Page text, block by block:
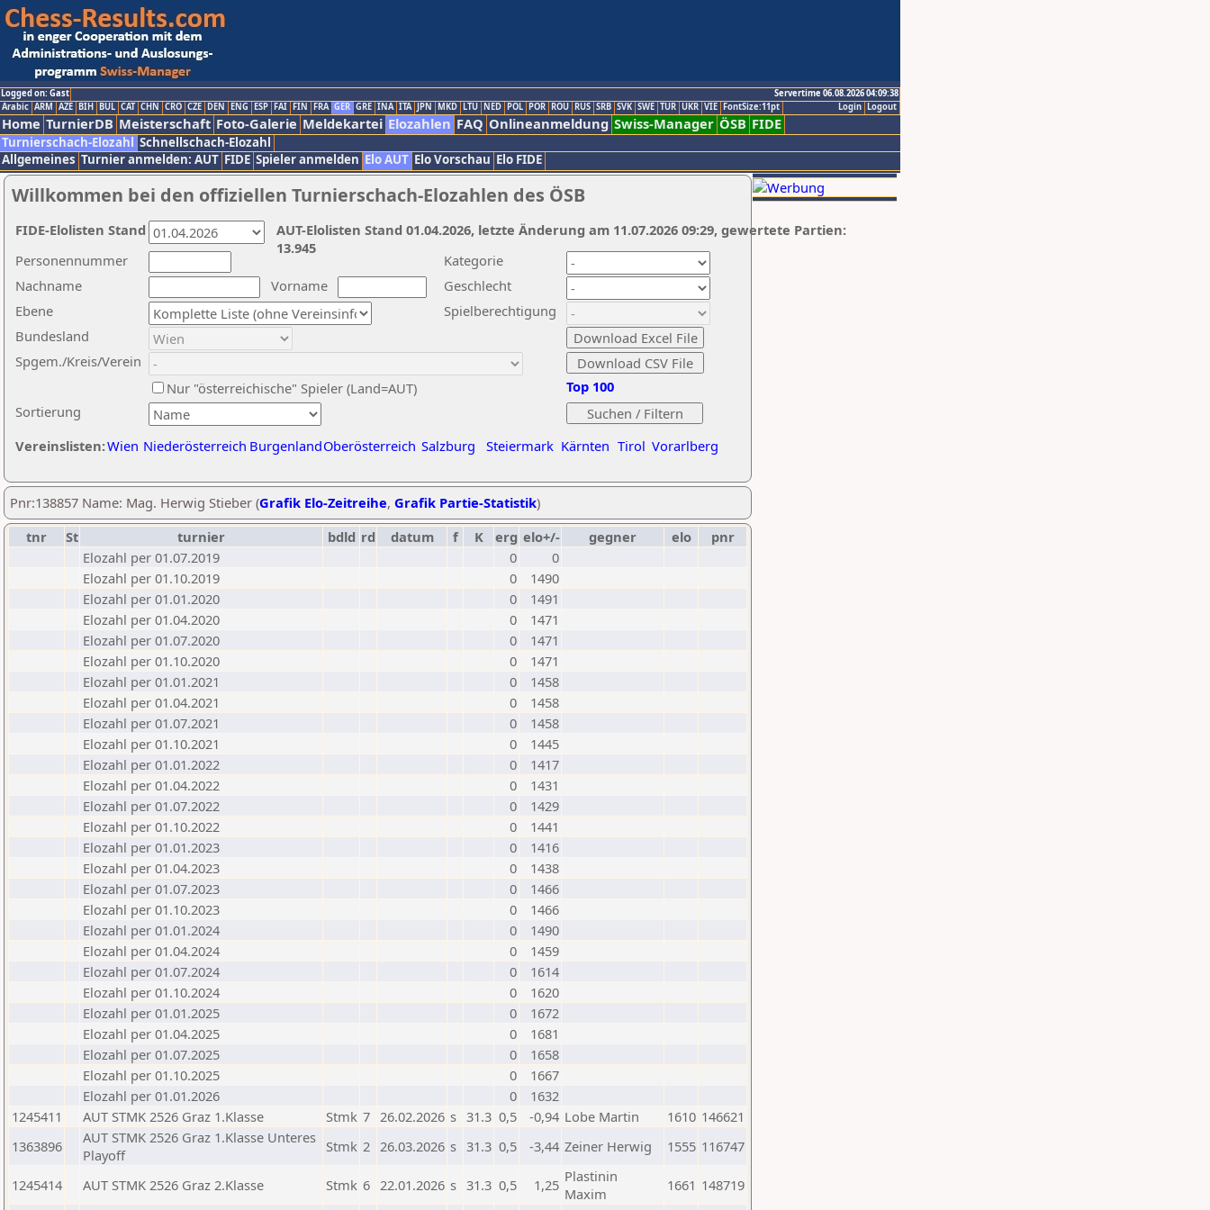
Logged on: Gast
Servertime 06.08.2026 04:09:38
Logout
Login
Arabic ARM AZE BIH BUL CAT CHN CRO CZE DEN ENG ESP FAI FIN FRA GER GRE INA ITA JPN MKD LTU NED POL POR ROU RUS SRB SVK SWE TUR UKR VIE FontSize:11pt
Home TurnierDB Meisterschaft Foto-Galerie Meldekartei Elozahlen FAQ Onlineanmeldung Swiss-Manager ÖSB FIDE
Turnierschach-Elozahl Schnellschach-Elozahl
Allgemeines Turnier anmelden: AUT FIDE Spieler anmelden Elo AUT Elo Vorschau Elo FIDE
Willkommen bei den offiziellen Turnierschach-Elozahlen des ÖSB
Nachname
Vorname
Ebene
Kategorie
Sortierung
Personennummer
Bundesland
Spgem./Kreis/Verein
Geschlecht
Nur "österreichische" Spieler (Land=AUT)
Spielberechtigung
Vereinslisten:Wien Niederösterreich BurgenlandOberösterreich Salzburg Steiermark Kärnten Tirol Vorarlberg
Top 100
AUT-Elolisten Stand 01.04.2026, letzte Änderung am 11.07.2026 09:29, gewertete Partien:
13.945
FIDE-Elolisten Stand
Pnr:138857 Name: Mag. Herwig Stieber (Grafik Elo-Zeitreihe, Grafik Partie-Statistik)
tnr
St turnier bdld rd datum f K erg elo+/- gegner elo
pnr
Elozahl per 01.07.2019
0
0
Elozahl per 01.10.2019
0
1490
Elozahl per 01.01.2020
0
1491
Elozahl per 01.04.2020
0
1471
Elozahl per 01.07.2020
0
1471
Elozahl per 01.10.2020
0
1471
Elozahl per 01.01.2021
0
1458
Elozahl per 01.04.2021
0
1458
Elozahl per 01.07.2021
0
1458
Elozahl per 01.10.2021
0
1445
Elozahl per 01.01.2022
0
1417
Elozahl per 01.04.2022
0
1431
Elozahl per 01.07.2022
0
1429
Elozahl per 01.10.2022
0
1441
Elozahl per 01.01.2023
0
1416
Elozahl per 01.04.2023
0
1438
Elozahl per 01.07.2023
0
1466
Elozahl per 01.10.2023
0
1466
Elozahl per 01.01.2024
0
1490
Elozahl per 01.04.2024
0
1459
Elozahl per 01.07.2024
0
1614
Elozahl per 01.10.2024
0
1620
Elozahl per 01.01.2025
0
1672
Elozahl per 01.04.2025
0
1681
Elozahl per 01.07.2025
0
1658
Elozahl per 01.10.2025
0
1667
Elozahl per 01.01.2026
0
1632
1245411
AUT STMK 2526 Graz 1.Klasse Stmk 7 26.02.2026 s 31.3 0,5 -0,94 Lobe Martin 1610 146621
1363896
AUT STMK 2526 Graz 1.Klasse Unteres
Playoff
Stmk 2 26.03.2026 s 31.3 0,5 -3,44 Zeiner Herwig 1555 116747
1245414 AUT STMK 2526 Graz 2.Klasse Stmk 6 22.01.2026 s 31.3 0,5 1,25 Plastinin
Maxim
1661 148719